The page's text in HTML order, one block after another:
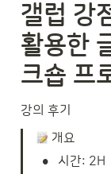
갤럽 강
활용한
크숍 프
강의 후기
개요
• 시간: 2H